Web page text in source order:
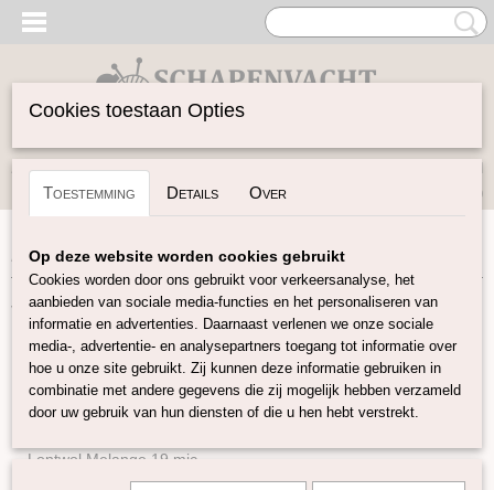
Inloggen Registreren
(0)
Home>Vilten>Poppenhaar
Vilten
Naturel Lontwol
Lontwol gekleurd 14,5 mic
Lontwol Melange 19 mic
Cookies toestaan Opties
Toestemming Details Over
Op deze website worden cookies gebruikt
Cookies worden door ons gebruikt voor verkeersanalyse, het
aanbieden van sociale media-functies en het personaliseren van
informatie en advertenties. Daarnaast verlenen we onze sociale
media-, advertentie- en analysepartners toegang tot informatie over
hoe u onze site gebruikt. Zij kunnen deze informatie gebruiken in
combinatie met andere gegevens die zij mogelijk hebben verzameld
door uw gebruik van hun diensten of die u hen hebt verstrekt.